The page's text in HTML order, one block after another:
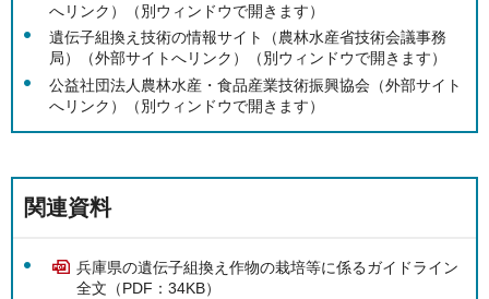
へリンク）（別ウィンドウで開きます）
遺伝子組換え技術の情報サイト（農林水産省技術会議事務
局）（外部サイトへリンク）（別ウィンドウで開きます）
公益社団法人農林水産・食品産業技術振興協会（外部サイト
へリンク）（別ウィンドウで開きます）
関連資料
兵庫県の遺伝子組換え作物の栽培等に係るガイドライン
全文（PDF：34KB）